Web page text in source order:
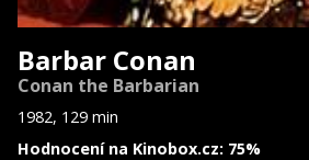
Barbar Conan
Conan the Barbarian
1982, 129 min
Hodnocení na Kinobox.cz: 75%